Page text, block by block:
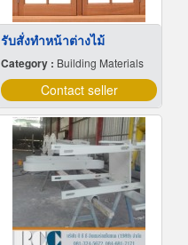
รับสั่งทำหน้าต่างไม้
Category : Building Materials
Contact seller